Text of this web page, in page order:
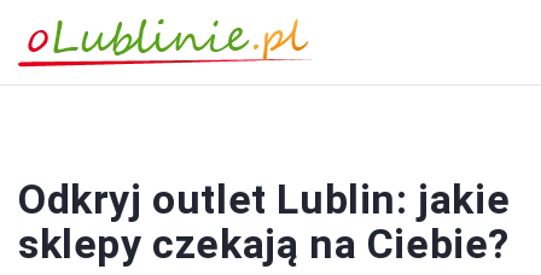
Odkryj outlet Lublin: jakie
sklepy czekają na Ciebie?